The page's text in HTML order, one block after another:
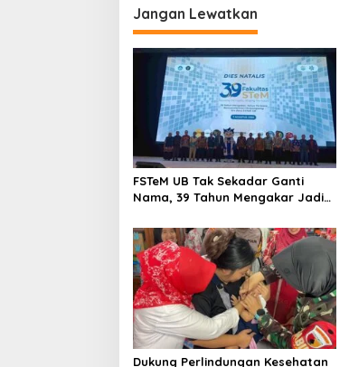
o
n
Jangan Lewatkan
FSTeM UB Tak Sekadar Ganti
Nama, 39 Tahun Mengakar Jadi
dan Teknologi
Dukung Perlindungan Kesehatan